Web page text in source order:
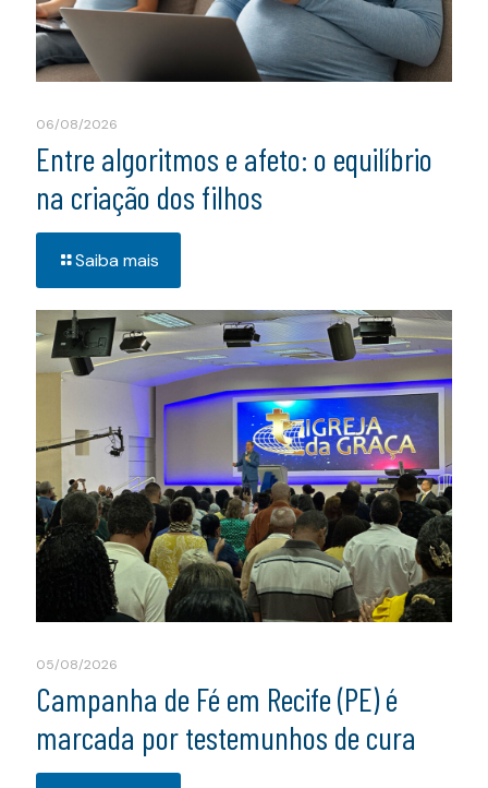
06/08/2026
Entre algoritmos e afeto: o equilíbrio
na criação dos filhos
Saiba mais
05/08/2026
Campanha de Fé em Recife (PE) é
marcada por testemunhos de cura